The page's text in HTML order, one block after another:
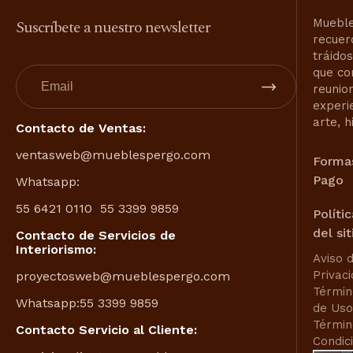
Suscríbete a nuestro newsletter
Contacto de Ventas:
ventasweb@mueblespergo.com
Whatsapp:
55 6421 0110
55 3399 9859
Contacto de Servicios de
Interiorismo:
proyectosweb@mueblespergo.com
Whatsapp:55 3399 9859
Contacto Servicio al Cliente:
que
arte,
Pago
del
Aviso
de Uso